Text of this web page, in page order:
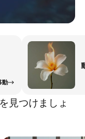
動
見つけましょ